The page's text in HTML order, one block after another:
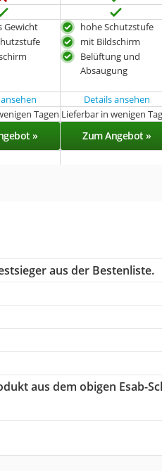
Gewicht
hohe Schutzstufe
mit Bildschirm
Belüftung und
Absaugung
Details ansehen
Tagen Lieferbar in wenigen
» Zum Angebot »
aus der Bestenliste.
aus dem obigen Esab-